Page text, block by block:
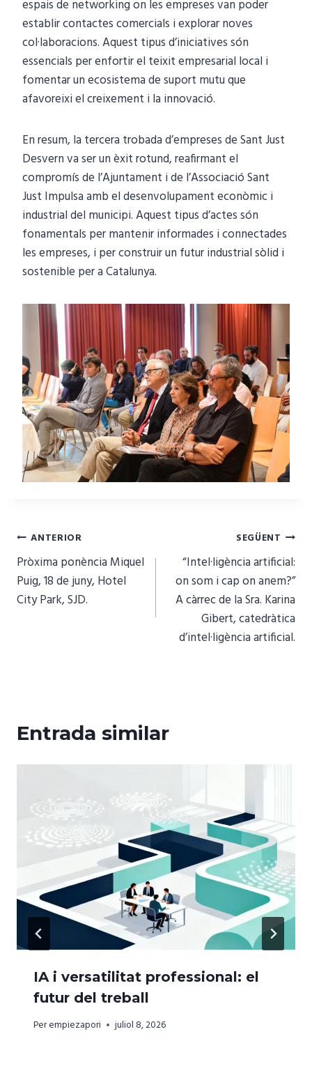
espais de networking on les empreses van poder
establir contactes comercials i explorar noves
col·laboracions. Aquest tipus d’iniciatives són
essencials per enfortir el teixit empresarial local i
fomentar un ecosistema de suport mutu que
afavoreixi el creixement i la innovació.
En resum, la tercera trobada d’empreses de Sant Just
Desvern va ser un èxit rotund, reafirmant el
compromís de l’Ajuntament i de l’Associació Sant
Just Impulsa amb el desenvolupament econòmic i
industrial del municipi. Aquest tipus d’actes són
fonamentals per mantenir informades i connectades
les empreses, i per construir un futur industrial sòlid i
sostenible per a Catalunya.
Navegació
d'entrades
ANTERIOR
Pròxima ponència Miquel
Puig, 18 de juny, Hotel
City Park, SJD.
SEGÜENT
“Intel·ligència artificial:
on som i cap on anem?”
A càrrec de la Sra. Karina
Gibert, catedràtica
d’intel·ligència artificial.
Entrada similar
IA i versatilitat professional: el
futur del treball
Perempiezapori juliol 8, 2026